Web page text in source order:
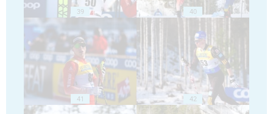
39 40
41 42